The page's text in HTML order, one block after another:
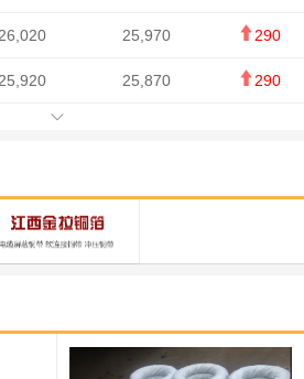
25,970 290
25,870 290
15,105 -70
331,000 -10,000